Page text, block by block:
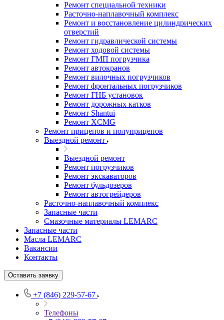
Ремонт специальной техники
Расточно-наплавочный комплекс
Ремонт и восстановление цилиндрических
отверстий
Ремонт гидравлической системы
Ремонт ходовой системы
Ремонт ГМП погрузчика
Ремонт автокранов
Ремонт вилочных погрузчиков
Ремонт фронтальных погрузчиков
Ремонт ГНБ установок
Ремонт дорожных катков
Ремонт Shantui
Ремонт XCMG
Ремонт прицепов и полуприцепов
Выездной ремонт
Выездной ремонт
Ремонт погрузчиков
Ремонт экскаваторов
Ремонт бульдозеров
Ремонт автогрейдеров
Расточно-наплавочный комплекс
Запасные части
Смазочные материалы LEMARC
Запасные части
Масла LEMARC
Вакансии
Контакты
Оставить заявку
+7 (846) 229-57-67
Телефоны